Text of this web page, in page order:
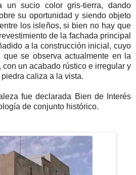
un sucio color gris-tierra, dando
su oportunidad y siendo objeto
los isleños, si bien no hay que
de la fachada principal
a la construcción inicial, cuyo
se observa actualmente en la
un acabado rústico e irregular y
caliza a la vista.
fue declarada Bien de Interés
de conjunto histórico.